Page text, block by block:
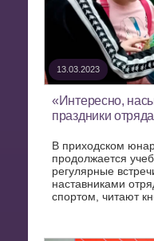
13.03.2023
«Интересно,
праздники
В приходском
продолжается
регулярные
наставниками
спортом, читают